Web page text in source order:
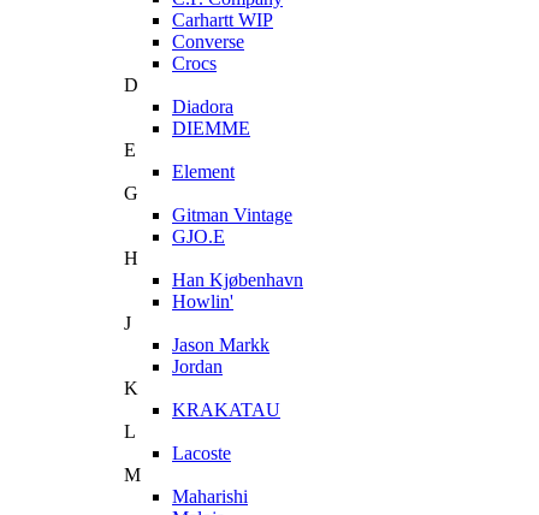
Carhartt WIP
Converse
Crocs
D
Diadora
DIEMME
E
Element
G
Gitman Vintage
GJO.E
H
Han Kjøbenhavn
Howlin'
J
Jason Markk
Jordan
K
KRAKATAU
L
Lacoste
M
Maharishi